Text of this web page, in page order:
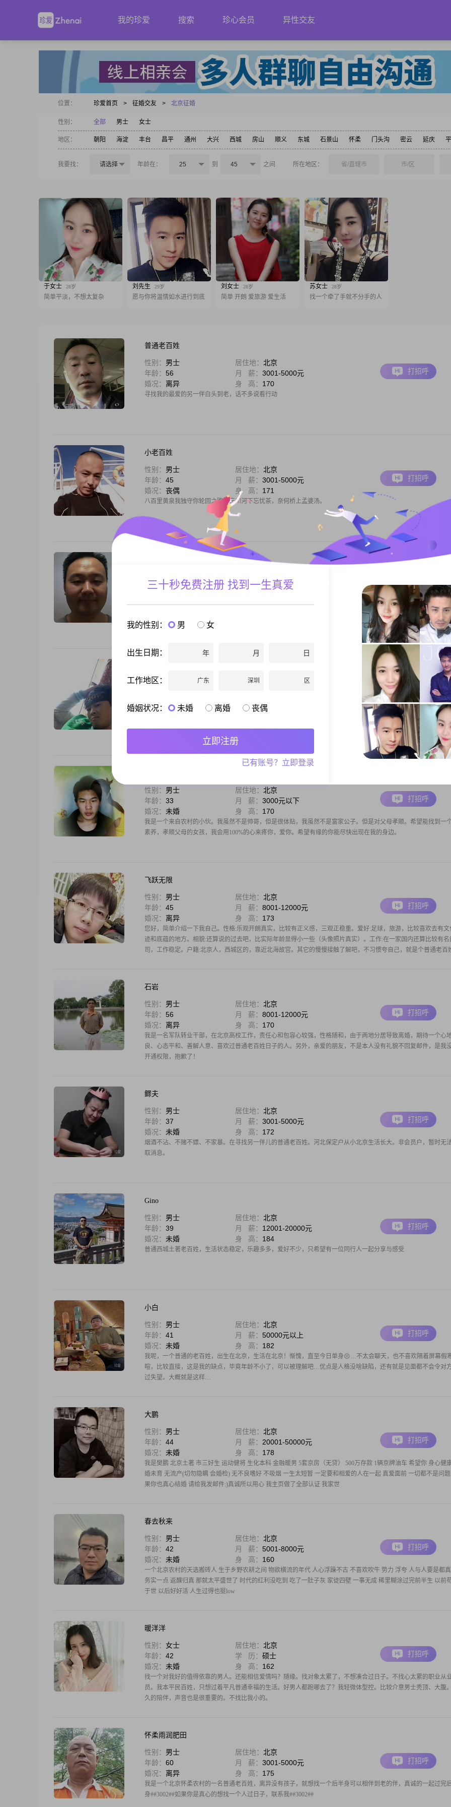
我的珍爱 搜索 珍心会员 异性交友
位置： 珍爱首页 > 征婚交友 > 北京征婚
性别： 全部 男士 女士
地区： 朝阳 海淀 丰台 昌平 通州 大兴 西城 房山 顺义 东城 石景山 怀柔 门头沟 密云 延庆
我要找： 请选择 年龄在： 25 到 45 之间 所在地区： 省/直辖市 市/区
于女士 28岁
简单平淡，不想太复杂
刘先生 29岁
愿与你将温情如水进行到底
刘女士 28岁
简单 开朗 爱旅游 爱生活
苏女士 28岁
找一个牵了手就不分手的人
普通老百姓
性别： 男士 居住地： 北京
年龄： 56 月 薪： 3001-5000元
婚况： 离异 身 高： 170
寻找我的最爱的另一伴白头到老，话不多说看行动
打招呼
小老百姓
性别： 男士 居住地： 北京
年龄： 45 月 薪： 3001-5000元
婚况： 丧偶 身 高： 171
八百里黄泉我独守你轮回之路，忘川河下忘忧茶，奈何桥上孟婆汤。
打招呼
年龄：48 月 薪：5001-8000元
打招呼
性别： 居住地：
婚况：
未婚 身 高：170
不管多大多老，不管家人朋友怎么催，都不要随便对待婚姻，婚姻不是打牌，重新洗牌要付出巨大代价。
打招呼
性别： 男士 居住地： 北京
年龄： 33 月 薪： 3000元以下
婚况： 未婚 身 高： 170
我是一个来自农村的小伙。我虽然不是帅哥，但是很体贴，我虽然不是富家公子。但是对父母孝顺。希望能找到一
素养，孝顺父母的女孩，我会用100%的心来疼你，爱你。希望有缘的你能尽快出现在我的身边。
打招呼
飞跃无限
性别： 男士 居住地： 北京
年龄： 45 月 薪： 8001-12000元
婚况： 离异 身 高： 173
您好，简单介绍一下我自己。性格:乐观开朗真实，比较有正义感，三观正稳重。爱好:足球，旅游，比较喜欢去有文
迹和底蕴的地方。相貌:还算说的过去吧，比实际年龄显得小一些（头像照片真实）。工作:在一家国内还算比较有名
司，工作稳定。户籍:北京人，西城区的，靠近北海故宫。其它的慢慢接触了解吧，不习惯夸自己，就是个普通老百
打招呼
石岩
性别： 男士 居住地： 北京
年龄： 56 月 薪： 8001-12000元
婚况： 离异 身 高： 170
我是一名军队转业干部，在北京高校工作，责任心和包容心较强，性格随和，由于两地分居导致离婚，期待一个心
良、心态平和、善解人意、喜欢过普通老百姓日子的人。另外，亲爱的朋友，不是本人没有礼貌不回复邮件，是我
开通权限，抱歉了！
打招呼
鳏夫
性别： 男士 居住地： 北京
年龄： 37 月 薪： 3001-5000元
婚况： 未婚 身 高： 172
烟酒不沾、不赌不嫖、不家暴。在寻找另一伴儿的普通老百姓。河北保定户从小北京生活长大。非会员户，暂时无
取消息。
打招呼
Gino
性别： 男士 居住地： 北京
年龄： 39 月 薪： 12001-20000元
婚况： 未婚 身 高： 184
普通西城土著老百姓，生活状态稳定，乐趣多多，爱好不少，只希望有一位同行人一起分享与感受
打招呼
小白
性别： 男士 居住地： 北京
年龄： 41 月 薪： 50000元以上
婚况： 未婚 身 高： 182
我呢，一个普通的老百姓，出生在北京，生活在北京！惭愧，直至今日单身😣…不太会聊天，也不喜欢隔着屏幕假
暄，比较直接，这是我的缺点，毕竟年龄不小了，可以被理解吧…优点是人格没啥缺陷，还有就是见面都不会令对
过失望。大概就是这样…
打招呼
大鹏
性别： 男士 居住地： 北京
年龄： 44 月 薪： 20001-50000元
婚况： 未婚 身 高： 178
我是樊鹏 北京土著 市三好生 运动健将 生化本科 金融暖男 5套京房（无贷） 500万存款 1辆京牌油车 希望你 身心健
婚未育 无流产(切勿隐瞒 会婚检) 无不良嗜好 不吸烟 一生太短暂 一定要和相爱的人在一起 真爱面前 一切都不是问
果你也真心结婚 请给我发邮件:)真诚所以用心 我主页做了全部认证 我家世
打招呼
春去秋来
性别： 男士 居住地： 北京
年龄： 42 月 薪： 5001-8000元
婚况： 未婚 身 高： 160
一个北京农村的天选搬砖人 生于乡野农耕之间 物欲横流的年代 人心浮躁不古 不喜欢吹牛 势力 浮夸 人与人要是都
务实一点 返醭归真 那就太平盛世了 时代的红利没吃到 吃了一肚子灰 家徒四壁 一事无成 稀里糊涂过完前半生 以前
于世 以后好好活 人生过得也挺low
打招呼
暖洋洋
性别： 女士 居住地： 北京
年龄： 42 学 历： 硕士
婚况： 未婚 身 高： 162
找一个对我好的值得依靠的男人。还能相信爱情吗？随缘。找对象太累了，不想凑合过日子。不找心太累的职业从
员。我本平民百姓，只想过着平凡普通幸福的生活。好男人都跑哪去了？我轻微体型控。比较介意男士秃顶、大腹
久的陪伴，声音也是很重要的。不找比我小的。
打招呼
怀柔雨润肥田
性别： 男士 居住地： 北京
年龄： 60 月 薪： 3001-5000元
婚况： 离异 身 高： 175
我是一个北京怀柔农村的一名普通老百姓，离异没有孩子，就想找一个后半身可以相伴到老的伴，真诚的一起过完
身##3002##如果你是真心的想找一个人过日子，联系我##3002##
打招呼
三十秒免费注册 找到一生真爱
我的性别： 男 女
出生日期： 年 月 日
工作地区： 广东 深圳 区
婚姻状况： 未婚 离婚 丧偶
立即注册
已有账号？立即登录